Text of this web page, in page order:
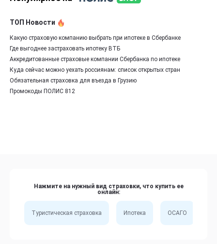
ТОП Новости
Какую страховую компанию выбрать при ипотеке в Сбербанке
Где выгоднее застраховать ипотеку ВТБ
Аккредитованные страховые компании Сбербанка по ипотеке
Куда сейчас можно уехать россиянам: список открытых стран
Обязательная страховка для въезда в Грузию
Промокоды ПОЛИС 812
Нажмите на нужный вид страховки, что купить ее
онлайн:
Туристическая страховка Ипотека ОСАГО